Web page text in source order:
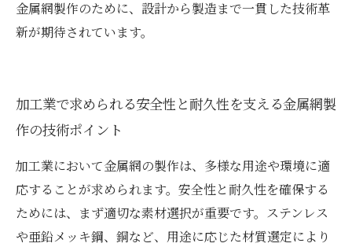
金属網製作のために、設計から製造まで一貫した技術革
新が期待されています。
加工業で求められる安全性と耐久性を支える金属網製
作の技術ポイント
加工業において金属網の製作は、多様な用途や環境に適
応することが求められます。安全性と耐久性を確保する
ためには、まず適切な素材選択が重要です。ステンレス
や亜鉛メッキ鋼、銅など、用途に応じた材質選定により